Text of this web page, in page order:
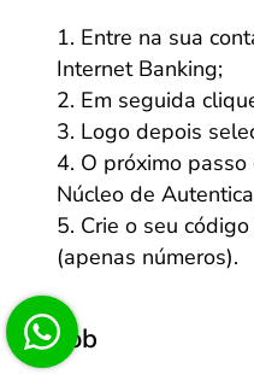
Entre na sua
Internet Banking;
Em seguida
Logo depois
O próximo passo
Núcleo de
Crie o seu
(apenas números).
Sicoob